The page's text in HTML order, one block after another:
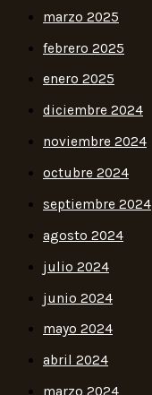
marzo 2025
febrero 2025
enero 2025
diciembre 2024
noviembre 2024
octubre 2024
septiembre 2024
agosto 2024
julio 2024
junio 2024
mayo 2024
abril 2024
marzo 2024